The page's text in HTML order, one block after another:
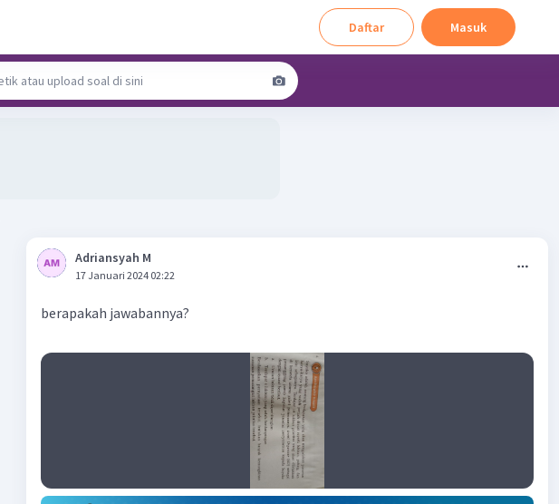
Daftar Masuk
Adriansyah M
17 Januari 2024 02:22
berapakah jawabannya?